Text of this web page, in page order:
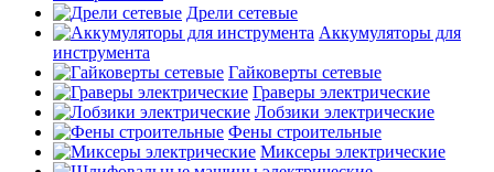
Дрели сетевые
Аккумуляторы для
инструмента
Гайковерты сетевые
Граверы электрические
Лобзики электрические
Фены строительные
Миксеры электрические